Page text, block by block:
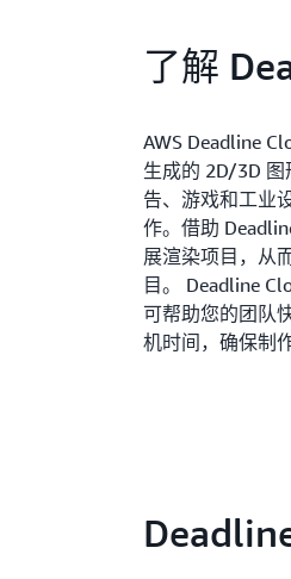
了解
AWS Deadline
生成的 2D/3D
告、游戏和工业
作。借助
展渲染项目，从
目。 Deadline
可帮助您的团队
机时间，确保制